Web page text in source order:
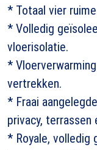
* Totaal vier
* Volledig
vloerisolatie.
*
vertrekken.
* Fraai
privacy,
* Royale, volledig